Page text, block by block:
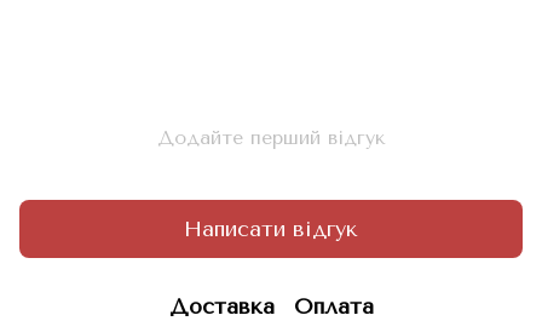
Додайте перший відгук
Написати відгук
Доставка Оплата